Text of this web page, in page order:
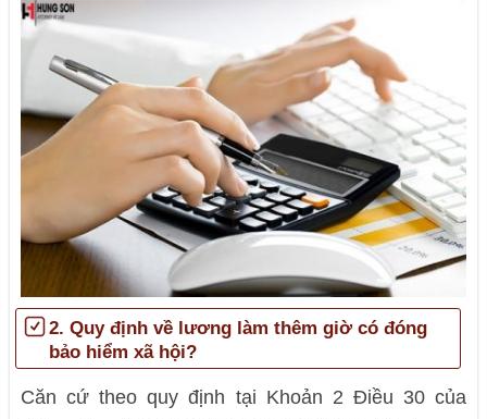
2. Quy định về lương làm thêm giờ có đóng
bảo hiểm xã hội?
Căn cứ theo quy định tại Khoản 2 Điều 30 của